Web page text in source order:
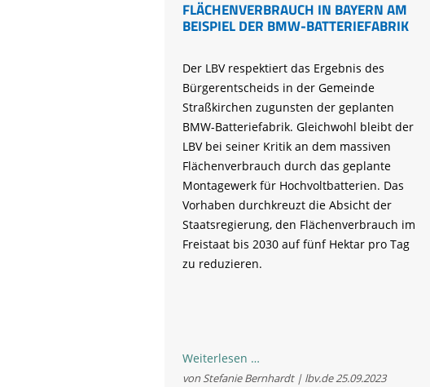
FLÄCHENVERBRAUCH IN BAYERN AM
BEISPIEL DER BMW-BATTERIEFABRIK
Der LBV respektiert das Ergebnis des
Bürgerentscheids in der Gemeinde
Straßkirchen zugunsten der geplanten
BMW-Batteriefabrik. Gleichwohl bleibt der
LBV bei seiner Kritik an dem massiven
Flächenverbrauch durch das geplante
Montagewerk für Hochvoltbatterien. Das
Vorhaben durchkreuzt die Absicht der
Staatsregierung, den Flächenverbrauch im
Freistaat bis 2030 auf fünf Hektar pro Tag
zu reduzieren.
Weiterlesen …
kritisiert
von Stefanie Bernhardt | lbv.de25.09.2023